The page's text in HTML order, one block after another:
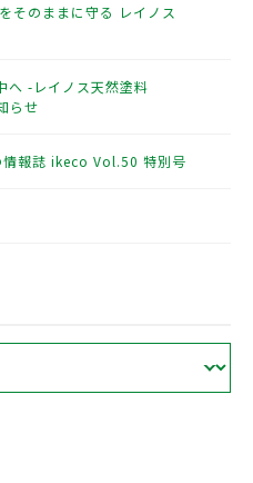
そのままに守る レイノス
へ -レイノス天然塗料
らせ
情報誌 ikeco Vol.50 特別号